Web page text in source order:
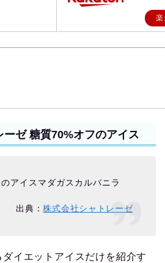
ーゼ 糖質70%オフのアイス
出典：株式会社シャトレーゼ
イエットアイスだけを紹介す